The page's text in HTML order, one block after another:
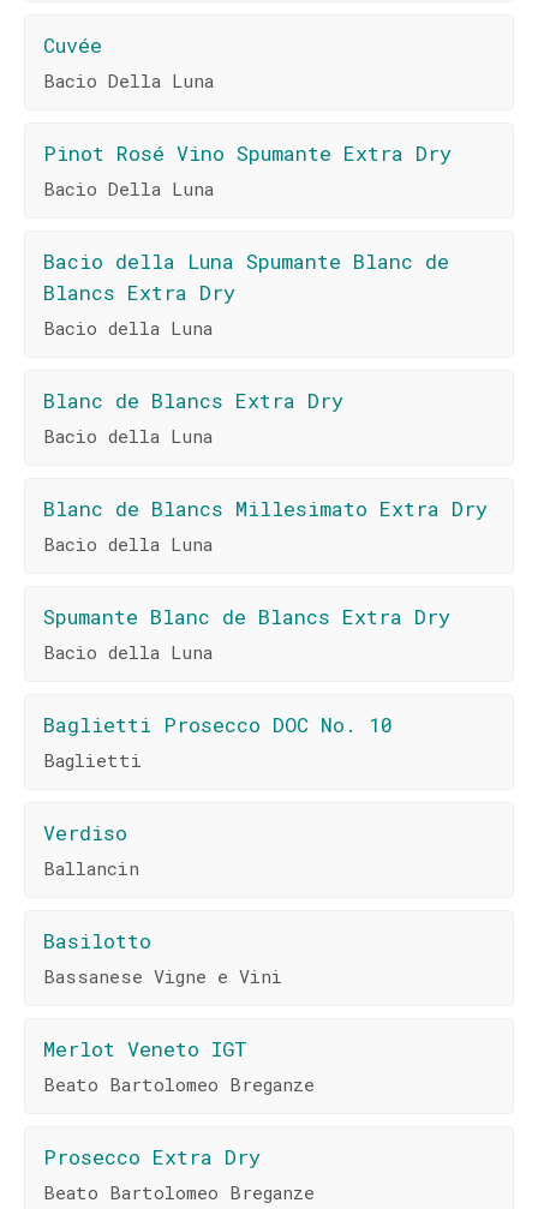
Cuvée
Bacio Della Luna
Pinot Rosé Vino Spumante Extra Dry
Bacio Della Luna
Bacio della Luna Spumante Blanc de
Blancs Extra Dry
Bacio della Luna
Blanc de Blancs Extra Dry
Bacio della Luna
Blanc de Blancs Millesimato Extra Dry
Bacio della Luna
Spumante Blanc de Blancs Extra Dry
Bacio della Luna
Baglietti Prosecco DOC No. 10
Baglietti
Verdiso
Ballancin
Basilotto
Bassanese Vigne e Vini
Merlot Veneto IGT
Beato Bartolomeo Breganze
Prosecco Extra Dry
Beato Bartolomeo Breganze